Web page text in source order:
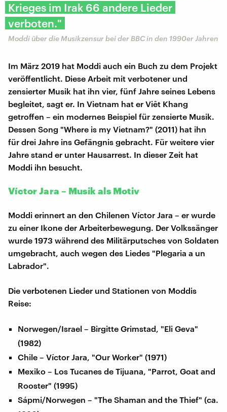
Krieges im Irak 66 andere Lieder
verboten."
Moddi über die Musikzensur bei der BBC in den 1990er Jahren
Im März 2019 hat Moddi auch ein Buch zu dem Projekt
veröffentlicht. Diese Arbeit mit verbotener und
zensierter Musik hat ihn vier, fünf Jahre seines Lebens
begleitet, sagt er. In Vietnam hat er Viêt Khang
getroffen – ein modernes Beispiel für zensierte Musik.
Dessen Song "Where is my Vietnam?" (2011) hat ihn
für drei Jahre ins Gefängnis gebracht. Für weitere vier
Jahre stand er unter Hausarrest. In dieser Zeit hat
Moddi ihn besucht.
Víctor Jara – Musik als Motiv
Moddi erinnert an den Chilenen Víctor Jara – er wurde
zu einer Ikone der Arbeiterbewegung. Der Volkssänger
wurde 1973 während des Militärputsches von Soldaten
umgebracht, auch wegen des Liedes "Plegaria a un
Labrador".
Die verbotenen Lieder und Stationen von Moddis
Reise:
Norwegen/Israel – Birgitte Grimstad, "Eli Geva"
(1982)
Chile – Víctor Jara, "Our Worker" (1971)
Mexiko – Los Tucanes de Tijuana, "Parrot, Goat and
Rooster" (1995)
Sápmi/Norwegen – "The Shaman and the Thief" (ca.